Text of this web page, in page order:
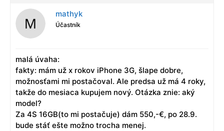
mathyk
Účastník
malá úvaha:
fakty: mám už x rokov iPhone 3G, šlape dobre,
možnosťami mi postačoval. Ale predsa už má 4 roky,
takže do mesiaca kupujem nový. Otázka znie: aký
model?
Za 4S 16GB(to mi postačuje) dám 550,-€, po 28.9.
bude stáť ešte možno trocha menej.